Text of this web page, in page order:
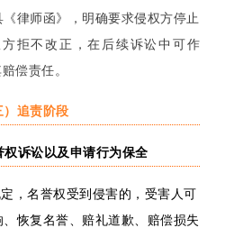
律师函》，明确要求侵权方停止
拒不改正，在后续诉讼中可作
偿责任。
追责阶段
权诉讼以及申请行为保全
， 名誉权受到侵害的，受害人可
恢复名誉、赔礼道歉、赔偿损失